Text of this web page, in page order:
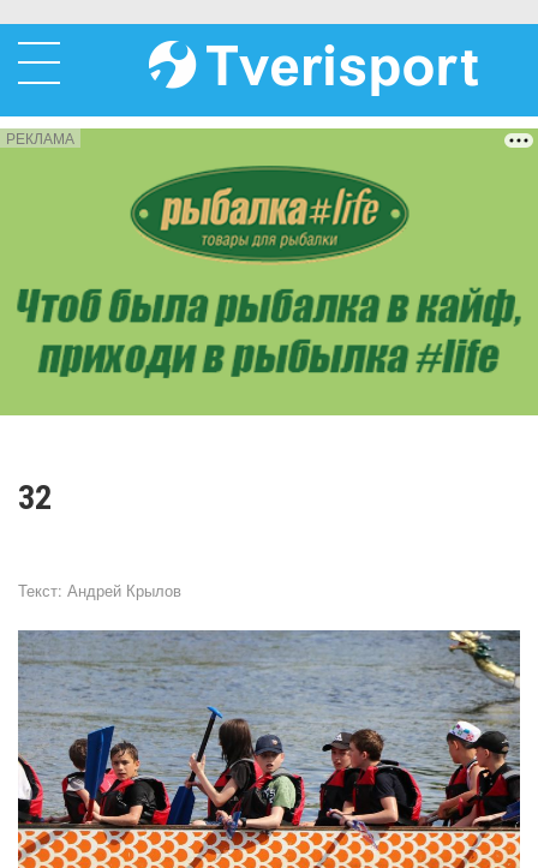
РЕКЛАМА
32
Текст: Андрей Крылов